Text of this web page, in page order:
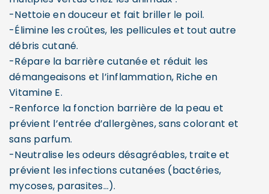
-Nettoie en douceur et fait briller le poil.
-Élimine les croûtes, les pellicules et tout autre
débris cutané.
-Répare la barrière cutanée et réduit les
démangeaisons et l’inflammation, Riche en
Vitamine E.
-Renforce la fonction barrière de la peau et
prévient l’entrée d’allergènes, sans colorant et
sans parfum.
-Neutralise les odeurs désagréables, traite et
prévient les infections cutanées (bactéries,
mycoses, parasites…).